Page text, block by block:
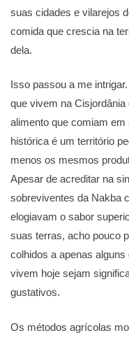
suas cidades e vilarejos
comida que crescia na
dela.
Isso passou a me
que vivem na
alimento que comiam
histórica é um território
menos os mesmos
Apesar de acreditar na
sobreviventes da Nakba
elogiavam o sabor
suas terras, acho pouco
colhidos a apenas
vivem hoje sejam
gustativos.
Os métodos agrícolas